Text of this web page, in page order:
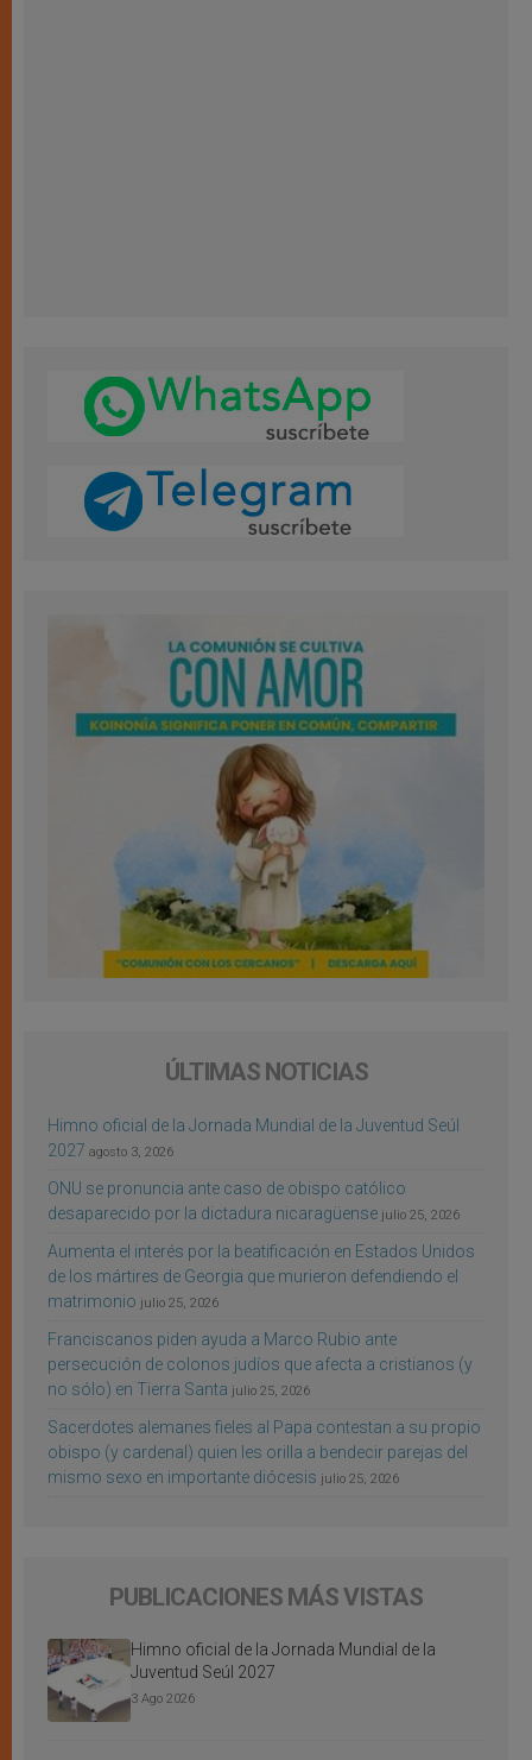
ÚLTIMAS NOTICIAS
Himno oficial de la Jornada Mundial de la Juventud Seúl
2027 agosto 3, 2026
ONU se pronuncia ante caso de obispo católico
desaparecido por la dictadura nicaragüense julio 25, 2026
Aumenta el interés por la beatificación en Estados Unidos
de los mártires de Georgia que murieron defendiendo el
matrimonio julio 25, 2026
Franciscanos piden ayuda a Marco Rubio ante
persecución de colonos judíos que afecta a cristianos (y
no sólo) en Tierra Santa julio 25, 2026
Sacerdotes alemanes fieles al Papa contestan a su propio
obispo (y cardenal) quien les orilla a bendecir parejas del
mismo sexo en importante diócesis julio 25, 2026
PUBLICACIONES MÁS VISTAS
Himno oficial de la Jornada Mundial de la
Juventud Seúl 2027
3 Ago 2026